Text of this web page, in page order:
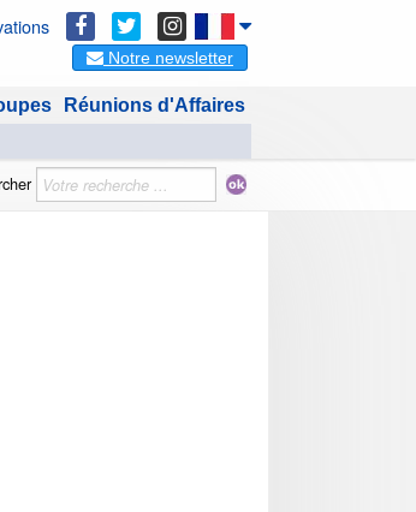
Notre newsletter
Réunions d'Affaires